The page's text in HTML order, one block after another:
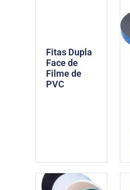
Fitas Dupla
Face de
Filme de
PVC